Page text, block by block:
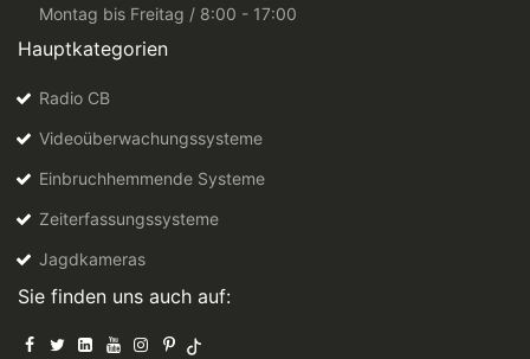
Montag bis Freitag / 8:00 - 17:00
Hauptkategorien
Radio CB
Videoüberwachungssysteme
Einbruchhemmende Systeme
Zeiterfassungssysteme
Jagdkameras
Sie finden uns auch auf: